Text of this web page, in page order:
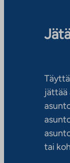
jättää
tai